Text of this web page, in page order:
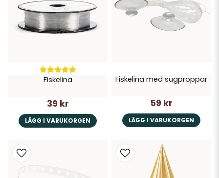
Fiskelina
39 kr
LÄGG I VARUKORGEN
Fiskelina med sugproppar
59 kr
LÄGG I VARUKORGEN